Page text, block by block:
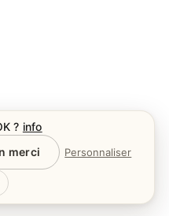
? info
merci Personnaliser